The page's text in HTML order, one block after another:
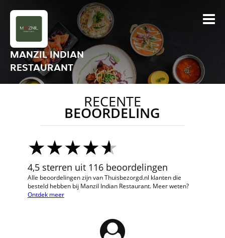
MANZIL INDIAN
RESTAURANT
RECENTE
BEOORDELING
4,5 sterren uit 116 beoordelingen
Alle beoordelingen zijn van Thuisbezorgd.nl klanten die
besteld hebben bij Manzil Indian Restaurant. Meer weten?
Ontdek meer